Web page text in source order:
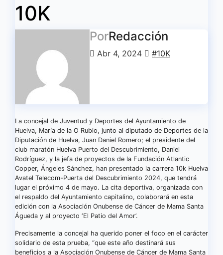
10K
PorRedacción
Abr 4, 2024 #10K
La concejal de Juventud y Deportes del Ayuntamiento de
Huelva, María de la O Rubio, junto al diputado de Deportes de la
Diputación de Huelva, Juan Daniel Romero; el presidente del
club maratón Huelva Puerto del Descubrimiento, Daniel
Rodríguez, y la jefa de proyectos de la Fundación Atlantic
Copper, Ángeles Sánchez, han presentado la carrera 10k Huelva
Avatel Telecom-Puerta del Descubrimiento 2024, que tendrá
lugar el próximo 4 de mayo. La cita deportiva, organizada con
el respaldo del Ayuntamiento capitalino, colaborará en esta
edición con la Asociación Onubense de Cáncer de Mama Santa
Águeda y al proyecto ‘El Patio del Amor’.
Precisamente la concejal ha querido poner el foco en el carácter
solidario de esta prueba, “que este año destinará sus
beneficios a la Asociación Onubense de Cáncer de Mama Santa